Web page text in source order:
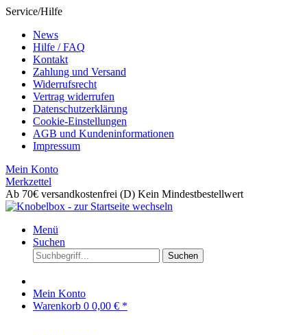
Service/Hilfe
News
Hilfe / FAQ
Kontakt
Zahlung und Versand
Widerrufsrecht
Vertrag widerrufen
Datenschutzerklärung
Cookie-Einstellungen
AGB und Kundeninformationen
Impressum
Mein Konto
Merkzettel
Ab 70€ versandkostenfrei (D) Kein Mindestbestellwert
Menü
Suchen
Suchen
Mein Konto
Warenkorb 0 0,00 € *